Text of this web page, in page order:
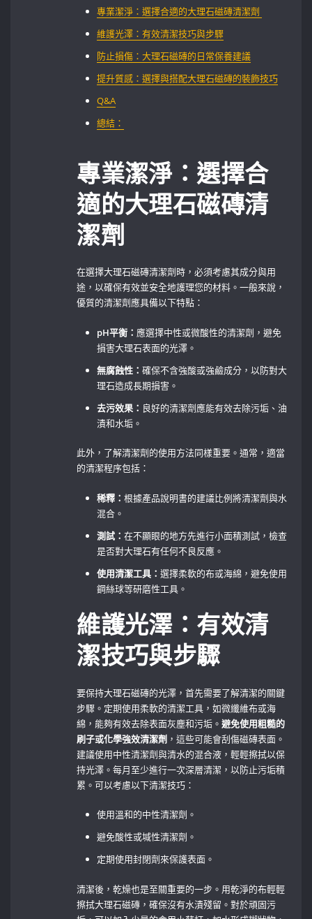
專業潔淨：選擇合適的大理石磁磚清潔劑 ⁢
維護光澤：有效清潔技巧與步驟
防止損傷：大理石磁磚的日常保養建議
提升質感：選擇與搭配大理石磁磚的裝飾技巧
Q&A
總結：
專業潔淨：選擇合
適的大理石磁磚清
潔劑
在選擇大理石磁磚清潔劑時，必須考慮其成分與用
途，以確保有效並安全地護理您的材料。一般來說，
優質的清潔劑應具備以下特點：
pH平衡： 應選擇中性或微酸性的清潔劑，避免
損害大理石表面的光澤。
無腐蝕性：確保不含強酸或強鹼成分，以防對大
理石造成長期損害。
去污效果： 良好的清潔劑應能有效去除污垢、油
漬和水垢。
此外，了解清潔劑的使用方法同樣重要。通常，適當
的清潔程序包括：
稀釋：根據產品說明書的建議比例將清潔劑與水
混合。
測試：在不顯眼的地方先進行小面積測試，檢查
是否對大理石有任何不良反應。
使用清潔工具：選擇柔軟的布或海綿，避免使用
鋼絲球等研磨性工具。
維護光澤：有效清
潔技巧與步驟
要保持大理石磁磚的光澤，首先需要了解清潔的關鍵
步驟。定期使用柔軟的清潔工具，如微纖維布或海
綿，能夠有效去除表面灰塵和污垢。避免使用粗糙的
刷子或化學強效清潔劑 ，這些可能會刮傷磁磚表面。
建議使用中性清潔劑與清水的混合液，輕輕擦拭以保
持光澤。每月至少進行一次深層清潔，以防止污垢積
累。可以考慮以下清潔技巧：
使用溫和的中性清潔劑。
避免酸性或堿性清潔劑。
定期使用封閉劑來保護表面。
清潔後，乾燥也是至關重要的一步。用乾淨的布輕輕
擦拭大理石磁磚，確保沒有水漬殘留。對於頑固污